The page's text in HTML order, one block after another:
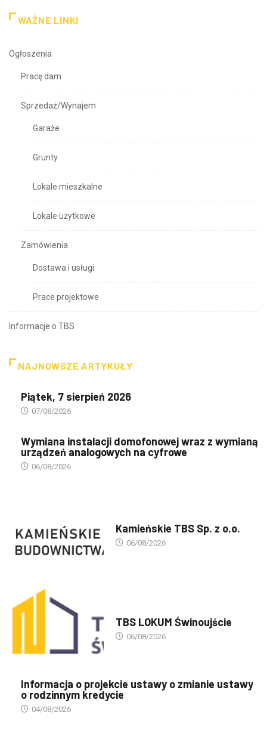
WAŻNE LINKI
Ogłoszenia
Pracę dam
Sprzedaż/Wynajem
Garaże
Grunty
Lokale mieszkalne
Lokale użytkowe
Zamówienia
Dostawa i usługi
Prace projektowe
Informacje o TBS
NAJNOWSZE ARTYKUŁY
Piątek, 7 sierpień 2026
07/08/2026
Wymiana instalacji domofonowej wraz z wymianą
urządzeń analogowych na cyfrowe
06/08/2026
Kamieńskie TBS Sp. z o.o.
06/08/2026
TBS LOKUM Świnoujście
06/08/2026
Informacja o projekcie ustawy o zmianie ustawy
o rodzinnym kredycie
04/08/2026